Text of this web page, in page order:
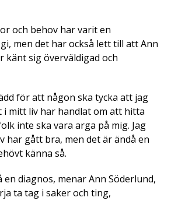
och behov har varit en
men det har också lett till att Ann
känt sig överväldigad och
för att någon ska tycka att jag
i mitt liv har handlat om att hitta
inte ska vara arga på mig. Jag
har gått bra, men det är ändå en
känna så.
en diagnos, menar Ann Söderlund,
ta tag i saker och ting,